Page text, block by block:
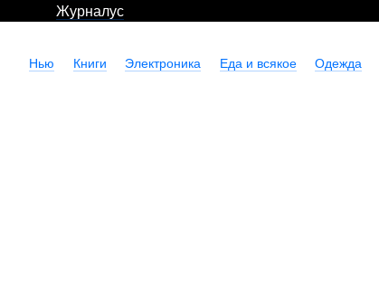
Журналус
Нью Книги Электроника Еда и всякое Одежда